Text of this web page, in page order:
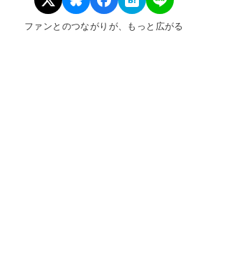
ファンとのつながりが、もっと広がる